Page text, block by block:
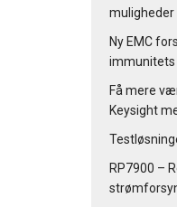
muligheder
Ny EMC
Få mere
Keysight
RP7900 –